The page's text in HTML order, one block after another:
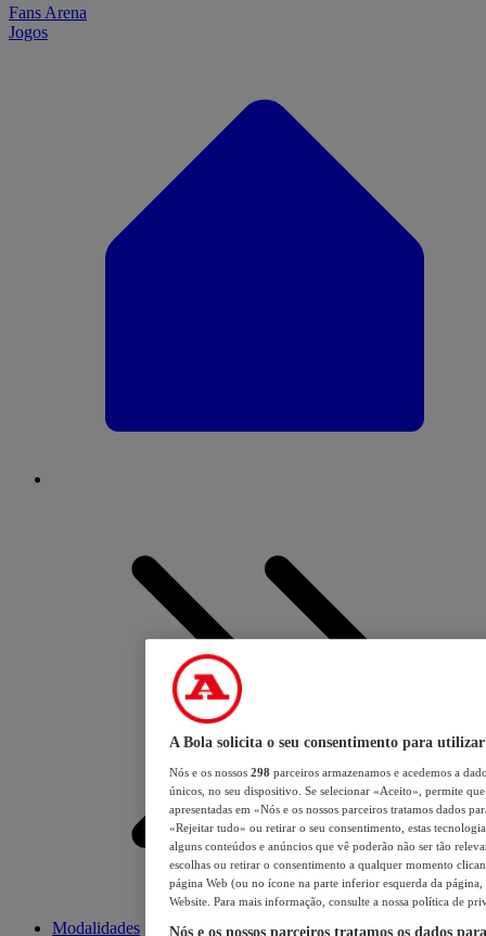
Fans Arena
Jogos
Modalidades
A Bola solicita o seu consentimento para utilizar
Nós e os nossos 298 parceiros armazenamos e acedemos a
únicos, no seu dispositivo. Se selecionar «Aceito», permite
apresentadas em «Nós e os nossos parceiros tratamos dados
«Rejeitar tudo» ou retirar o seu consentimento, estas
alguns conteúdos e anúncios que vê poderão não ser tão
escolhas ou retirar o consentimento a qualquer momento
página Web (ou no ícone na parte inferior esquerda da página,
Website. Para mais informação, consulte a nossa política de